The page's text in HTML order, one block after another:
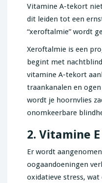
Vitamine A-tekort
dit leiden tot een
“xeroftalmie” wordt
Xeroftalmie is een
begint met
vitamine A-tekort
traankanalen en
wordt je hoornvlies
onomkeerbare
2. Vitamine E
Er wordt
oogaandoeningen
oxidatieve stress, wat